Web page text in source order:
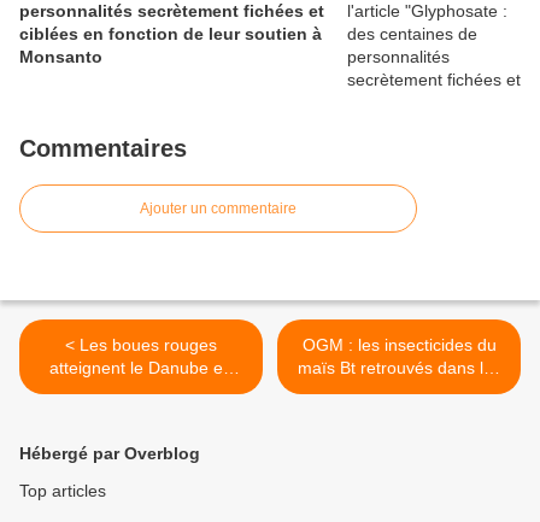
personnalités secrètement fichées et
ciblées en fonction de leur soutien à
Monsanto
Commentaires
Ajouter un commentaire
< Les boues rouges
atteignent le Danube en
Hongrie
OGM : les insecticides du
maïs Bt retrouvés dans les
rivières américaines >
Hébergé par Overblog
Top articles